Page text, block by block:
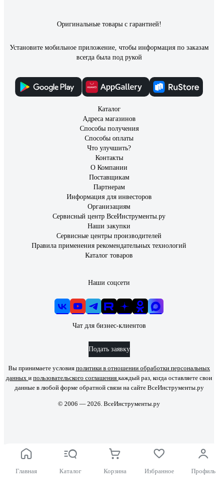
Главная Каталог Корзина Избранное Профиль
Оригинальные товары с гарантией!
Установите мобильное приложение, чтобы информация по заказам
всегда была под рукой
Каталог
Адреса магазинов
Способы получения
Способы оплаты
Что улучшить?
Контакты
О Компании
Поставщикам
Партнерам
Информация для инвесторов
Организациям
Сервисный центр ВсеИнструменты.ру
Наши закупки
Сервисные центры производителей
Правила применения рекомендательных технологий
Каталог товаров
Наши соцсети
Чат для бизнес-клиентов
Подать заявку
Вы принимаете условия политики в отношении обработки персональных
данных и пользовательского соглашения каждый раз, когда оставляете свои
данные в любой форме обратной связи на сайте ВсеИнструменты.ру
© 2006 — 2026. ВсеИнструменты.ру